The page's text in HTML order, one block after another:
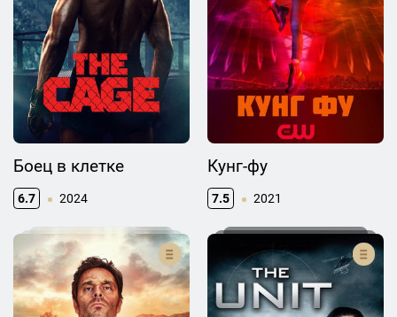
Боец в клетке
6.7 2024
Кунг-фу
7.5 2021